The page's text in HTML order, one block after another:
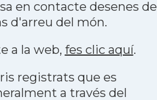
en contacte desenes de
d'arreu del món.
a la web, fes clic aquí.
registrats que es
a través del